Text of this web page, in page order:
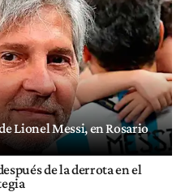
Lionel Messi, en Rosario
de la derrota en el